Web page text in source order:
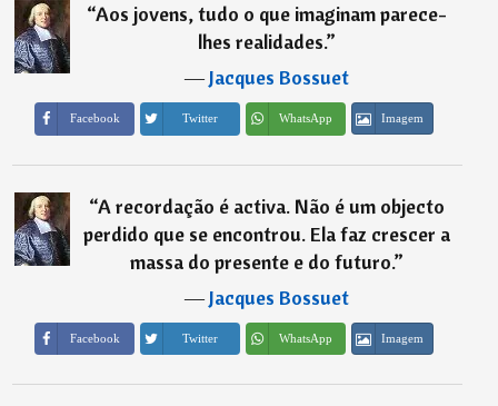
“Aos jovens, tudo o que imaginam parece-
lhes realidades.”
―Jacques Bossuet
Facebook Twitter WhatsApp Imagem
“A recordação é activa. Não é um objecto
perdido que se encontrou. Ela faz crescer a
massa do presente e do futuro.”
―Jacques Bossuet
Facebook Twitter WhatsApp Imagem